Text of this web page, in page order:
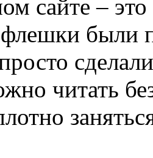
сайте –
были
читать